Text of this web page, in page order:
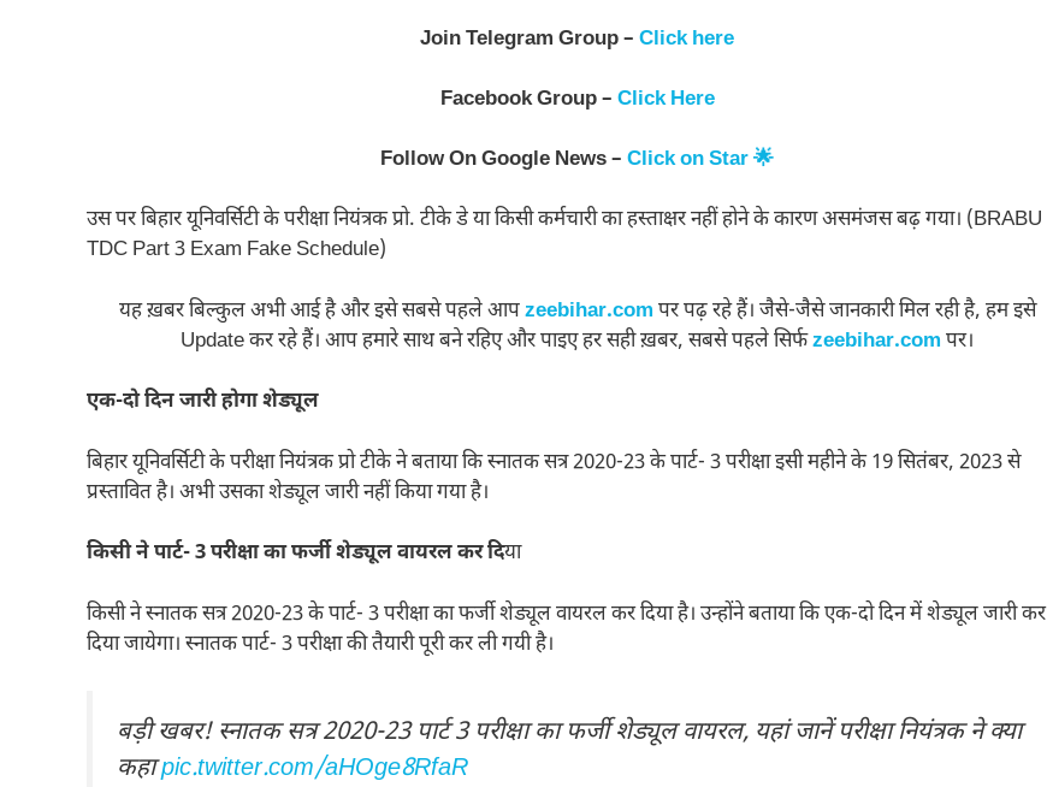
Join Telegram Group – Click here
Facebook Group – Click Here
Follow On Google News – Click on Star 🌟
उस पर बिहार यूनिवर्सिटी के परीक्षा नियंत्रक प्रो. टीके डे या किसी कर्मचारी का हस्ताक्षर नहीं होने के कारण असमंजस बढ़ गया। (BRABU
TDC Part 3 Exam Fake Schedule)
यह ख़बर बिल्कुल अभी आई है और इसे सबसे पहले आपzeebihar.com पर पढ़ रहे हैं। जैसे-जैसे जानकारी मिल रही है, हम इसे
Update कर रहे हैं। आप हमारे साथ बने रहिए और पाइए हर सही ख़बर, सबसे पहले सिर्फzeebihar.com पर।
एक-दो दिन जारी होगा शेड्यूल
बिहार यूनिवर्सिटी के परीक्षा नियंत्रक प्रो टीके ने बताया कि स्नातक सत्र 2020-23 के पार्ट- 3 परीक्षा इसी महीने के 19 सितंबर, 2023 से
प्रस्तावित है। अभी उसका शेड्यूल जारी नहीं किया गया है।
किसी ने पार्ट- 3 परीक्षा का फर्जी शेड्यूल वायरल कर दिया
किसी ने स्नातक सत्र 2020-23 के पार्ट- 3 परीक्षा का फर्जी शेड्यूल वायरल कर दिया है। उन्होंने बताया कि एक-दो दिन में शेड्यूल जारी कर
दिया जायेगा। स्नातक पार्ट- 3 परीक्षा की तैयारी पूरी कर ली गयी है।
बड़ी खबर! स्नातक सत्र 2020-23 पार्ट 3 परीक्षा का फर्जी शेड्यूल वायरल, यहां जानें परीक्षा नियंत्रक ने क्या
कहाpic.twitter.com/aHOge8RfaR